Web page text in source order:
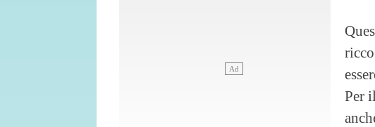
Per